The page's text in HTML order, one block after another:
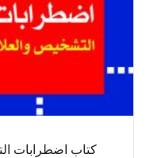
كتاب اضطرابات